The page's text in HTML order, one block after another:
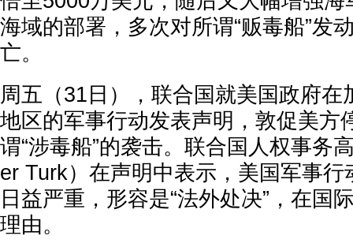
海域的部署，多次对所谓“贩毒船”发
亡。
周五（31日），联合国就美国政府在
地区的军事行动发表声明，敦促美方
谓“涉毒船”的袭击。联合国人权事务
er Turk）在声明中表示，美国军事行
日益严重，形容是“法外处决”，在国
理由。